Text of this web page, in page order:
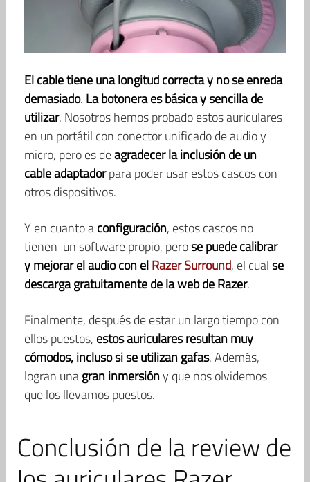
El cable tiene una longitud correcta y no se enreda
demasiado. La botonera es básica y sencilla de
utilizar. Nosotros hemos probado estos auriculares
en un portátil con conector unificado de audio y
micro, pero es deagradecer la inclusión de un
cable adaptadorpara poder usar estos cascos con
otros dispositivos.
Y en cuanto aconfiguración, estos cascos no
tienen un software propio, perose puede calibrar
y mejorar el audio con elRazer Surround, el cualse
descarga gratuitamente de la web de Razer.
Finalmente, después de estar un largo tiempo con
ellos puestos, estos auriculares resultan muy
cómodos, incluso si se utilizan gafas. Además,
logran unagran inmersióny que nos olvidemos
que los llevamos puestos.
Conclusión de la review de